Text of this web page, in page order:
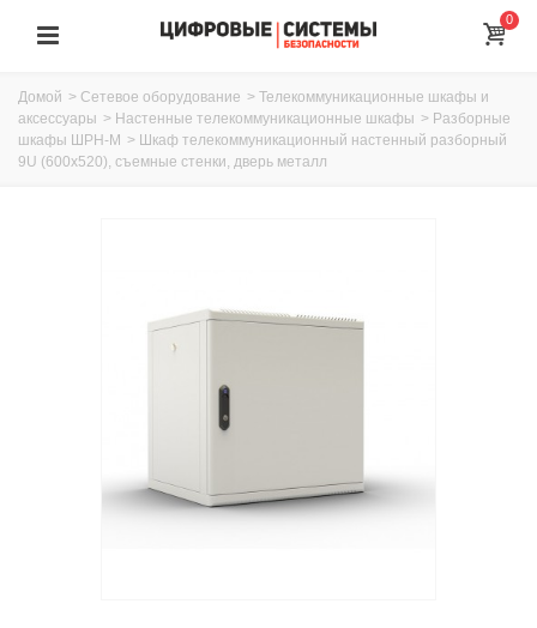
0
Домой > Сетевое оборудование > Телекоммуникационные шкафы и
аксессуары > Настенные телекоммуникационные шкафы > Разборные
шкафы ШРН-М > Шкаф телекоммуникационный настенный разборный
9U (600х520), съемные стенки, дверь металл